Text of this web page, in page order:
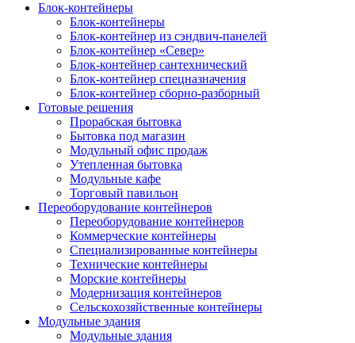
Блок-контейнеры
Блок-контейнеры
Блок-контейнер из сэндвич-панелей
Блок-контейнер «Север»
Блок-контейнер сантехнический
Блок-контейнер спецназначения
Блок-контейнер сборно-разборный
Готовые решения
Прорабская бытовка
Бытовка под магазин
Модульный офис продаж
Утепленная бытовка
Модульные кафе
Торговый павильон
Переоборудование контейнеров
Переоборудование контейнеров
Коммерческие контейнеры
Специализированные контейнеры
Технические контейнеры
Морские контейнеры
Модернизация контейнеров
Сельскохозяйственные контейнеры
Модульные здания
Модульные здания